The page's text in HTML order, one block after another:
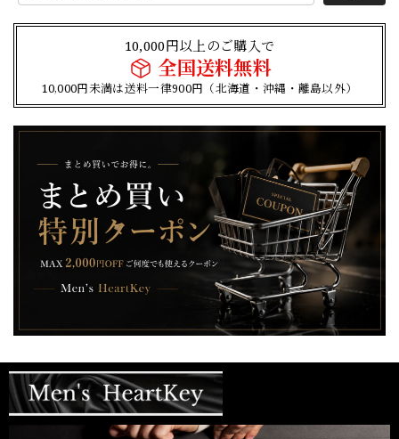
10,000円以上のご購入で
全国送料無料
10,000円未満は送料一律900円（北海道・沖縄・離島以外）